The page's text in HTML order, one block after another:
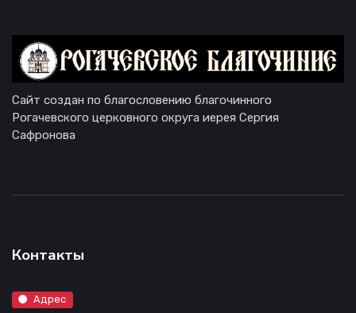
Сайт создан по благословению благочинного
Рогачевского церковного округа иерея Сергия
Сафронова
Контакты
Адрес